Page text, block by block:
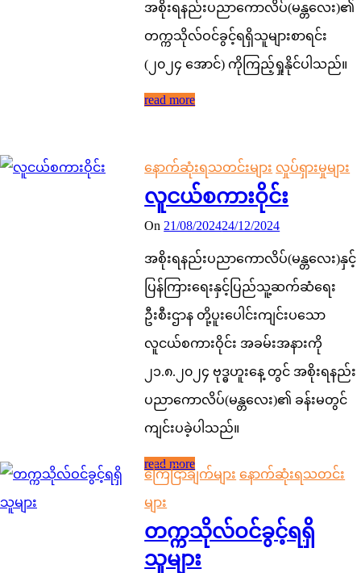
အစိုးရနည်းပညာကောလိပ်(မန္တလေး)၏
တက္ကသိုလ်ဝင်ခွင့်ရရှိသူများစာရင်း
(၂၀၂၄ အောင်) ကိုကြည့်ရှုနိုင်ပါသည်။
read more
နောက်ဆုံးရသတင်းများ လှုပ်ရှားမှုများ
လူငယ်စကားဝိုင်း
On 21/08/202424/12/2024
အစိုးရနည်းပညာကောလိပ်(မန္တလေး)နှင့်
ပြန်ကြားရေးနှင့်ပြည်သူ့ဆက်ဆံရေး
ဦးစီးဌာန တို့ပူးပေါင်းကျင်းပသော
လူငယ်စကားဝိုင်း အခမ်းအနားကို
၂၁.၈.၂၀၂၄ ဗုဒ္ဓဟူးနေ့ တွင် အစိုးရနည်း
ပညာကောလိပ်(မန္တလေး)၏ ခန်းမတွင်
ကျင်းပခဲ့ပါသည်။
read more
ကြေငြာချက်များ နောက်ဆုံးရသတင်း
များ
တက္ကသိုလ်ဝင်ခွင့်ရရှိ
သူများ